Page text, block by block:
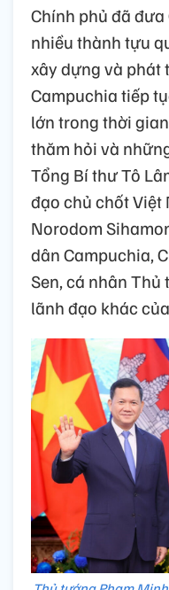
Chính phủ đã
nhiều thành tựu
xây dựng và phát
Campuchia tiếp
lớn trong thời
thăm hỏi và
Tổng Bí thư Tô
đạo chủ chốt Việt
Norodom
dân Campuchia,
Sen, cá nhân
lãnh đạo khác